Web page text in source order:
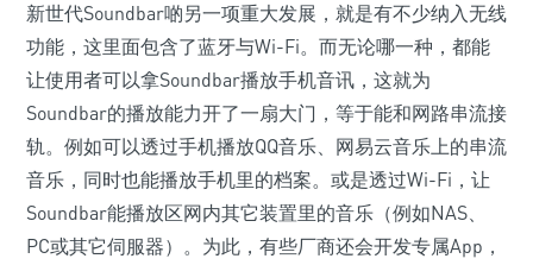
新世代Soundbar啲另一项重大发展，就是有不少纳入无线
功能，这里面包含了蓝牙与Wi-Fi。而无论哪一种，都能
让使用者可以拿Soundbar播放手机音讯，这就为
Soundbar的播放能力开了一扇大门，等于能和网路串流接
轨。例如可以透过手机播放QQ音乐、网易云音乐上的串流
音乐，同时也能播放手机里的档案。或是透过Wi-Fi，让
Soundbar能播放区网内其它装置里的音乐（例如NAS、
PC或其它伺服器）。为此，有些厂商还会开发专属App，